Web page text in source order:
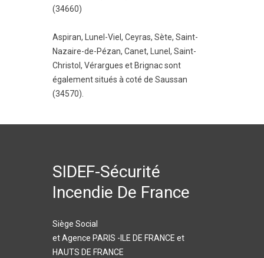
(34660)
Aspiran, Lunel-Viel , Ceyras, Sète, Saint-
Nazaire-de-Pézan, Canet, Lunel , Saint-
Christol , Vérargues et Brignacsont
également situés à coté de Saussan
(34570).
SIDEF-Sécurité
Incendie De France
Siège Social
et Agence PARIS -ILE DE FRANCE et
HAUTS DE FRANCE